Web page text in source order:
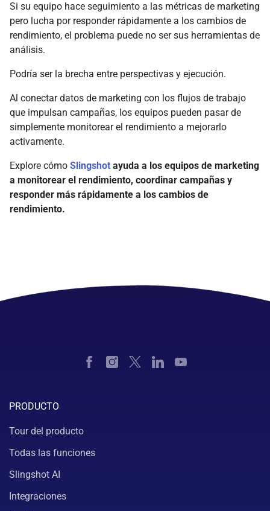
Si su equipo hace seguimiento a las métricas de marketing
pero lucha por responder rápidamente a los cambios de
rendimiento, el problema puede no ser sus herramientas de
análisis.
Podría ser la brecha entre perspectivas y ejecución.
Al conectar datos de marketing con los flujos de trabajo
que impulsan campañas, los equipos pueden pasar de
simplemente monitorear el rendimiento a mejorarlo
activamente.
Explore cómo Slingshot ayuda a los equipos de marketing
a monitorear el rendimiento, coordinar campañas y
responder más rápidamente a los cambios de
rendimiento.
PRODUCTO
Tour del producto
Todas las funciones
Slingshot AI
Integraciones